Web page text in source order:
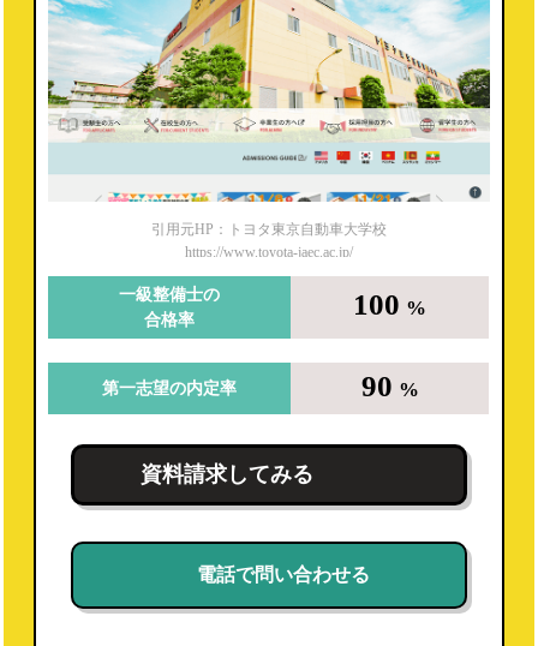
引用元HP：トヨタ東京自動車大学校
https://www.toyota-jaec.ac.jp/
一級整備士の
合格率
100 %
第一志望の内定率 90 %
資料請求してみる
電話で問い合わせる